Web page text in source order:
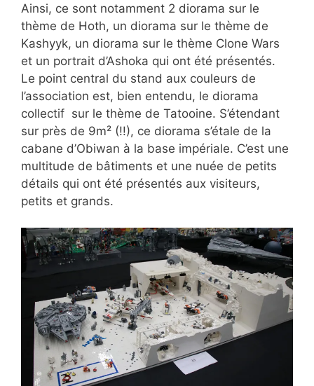
Ainsi, ce sont notamment 2 diorama sur le
thème de Hoth, un diorama sur le thème de
Kashyyk, un diorama sur le thème Clone Wars
et un portrait d’Ashoka qui ont été présentés.
Le point central du stand aux couleurs de
l’association est, bien entendu, le diorama
collectif sur le thème de Tatooine. S’étendant
sur près de 9m² (!!), ce diorama s’étale de la
cabane d’Obiwan à la base impériale. C’est une
multitude de bâtiments et une nuée de petits
détails qui ont été présentés aux visiteurs,
petits et grands.